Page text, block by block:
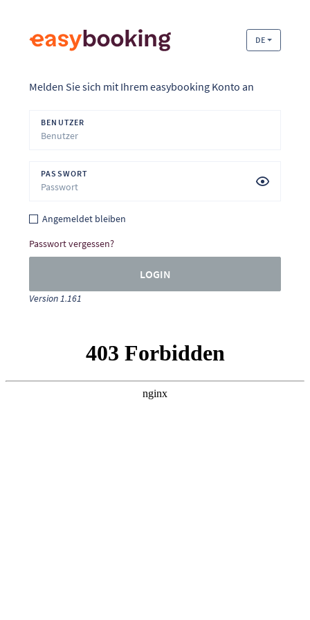
DE
Melden Sie sich mit Ihrem easybooking Konto an
BENUTZER
PASSWORT
Angemeldet bleiben
Passwort vergessen?
LOGIN
Version 1.161